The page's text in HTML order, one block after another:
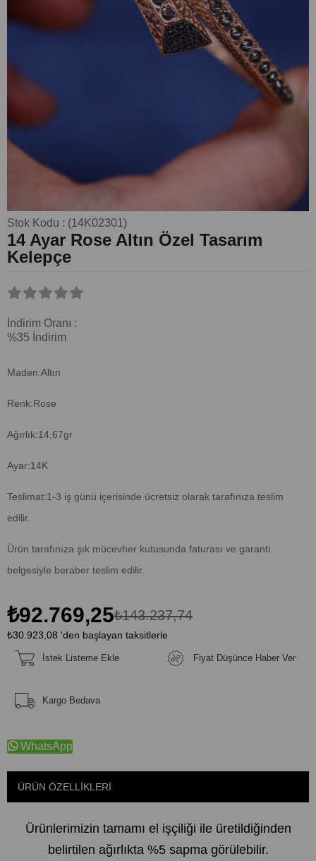
Stok Kodu (14K02301)
14 Ayar Rose Altın Özel Tasarım
Kelepçe
İndirim Oranı :
%35 İndirim
Maden:Altın
Renk:Rose
Ağırlık:14,67gr
Ayar:14K
Teslimat:1-3 iş günü içerisinde ücretsiz olarak tarafınıza teslim
edilir.
Ürün tarafınıza şık mücevher kutusunda faturası ve garanti
belgesiyle beraber teslim edilir.
₺143.237,74
₺92.769,25
₺30.923,08 'den başlayan taksitlerle
İstek Listeme Ekle Fiyat Düşünce Haber Ver
Kargo Bedava
WhatsApp
ÜRÜN ÖZELLIKLERI
Ürünlerimizin tamamı el işçiliği ile üretildiğinden
belirtilen ağırlıkta %5 sapma görülebilir.